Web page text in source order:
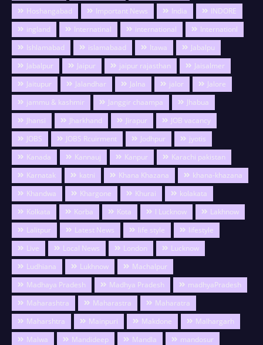
Hoshangabad
Important News India
INDORE
ingland
Internatinal international
Internationl
Ishlamabad
islamabaad Itawa
Jabalpu
Jabalpur
Jaipur jaipur rajasthan
Jaisalmer
Jaitupur
Jalandhar Jalna jalor
Jalore
jammu & kashmir
Janggir chaampa
Jhabua
Jhansi
Jharkhand Jirapur
JOB vacancy
JOBS
JOBS Rcuirment Jodhpur
jyotis
Kanada
Kannauj Kanpur
Karachi pakistan
Karnatak
katni Khana Khazana
khana-khazana
Khandwa
Khargone Khurai
kolakata
Kolkata
Korba Kota l Lucknow
Lakhnow
Lalitpur
Latest News life style
lifestyle
Live
Local News London
Lucknow
Ludhiana
Lukhnow
Machalpur
Madhaya Pradesh
Madhya Pradesh
madhyaPradesh
Maharashtra
Maharastra
Maharatra
Maharshtra
Mainpuri Makdone
Malhargarh
Malwa
Mandideep Mandla
mandosur